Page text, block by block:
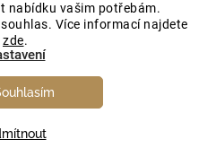
nabídku vašim potřebám.
Více informací najdete
zde.
Shoptet
. Všechna práva vyhrazena.